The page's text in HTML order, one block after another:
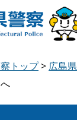
トップ> 広島